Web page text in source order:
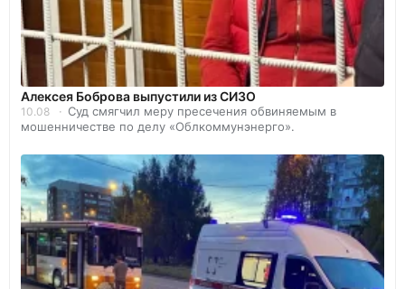
Алексея Боброва выпустили из СИЗО
10.08
Суд смягчил меру пресечения обвиняемым в
мошенничестве по делу «Облкоммунэнерго».